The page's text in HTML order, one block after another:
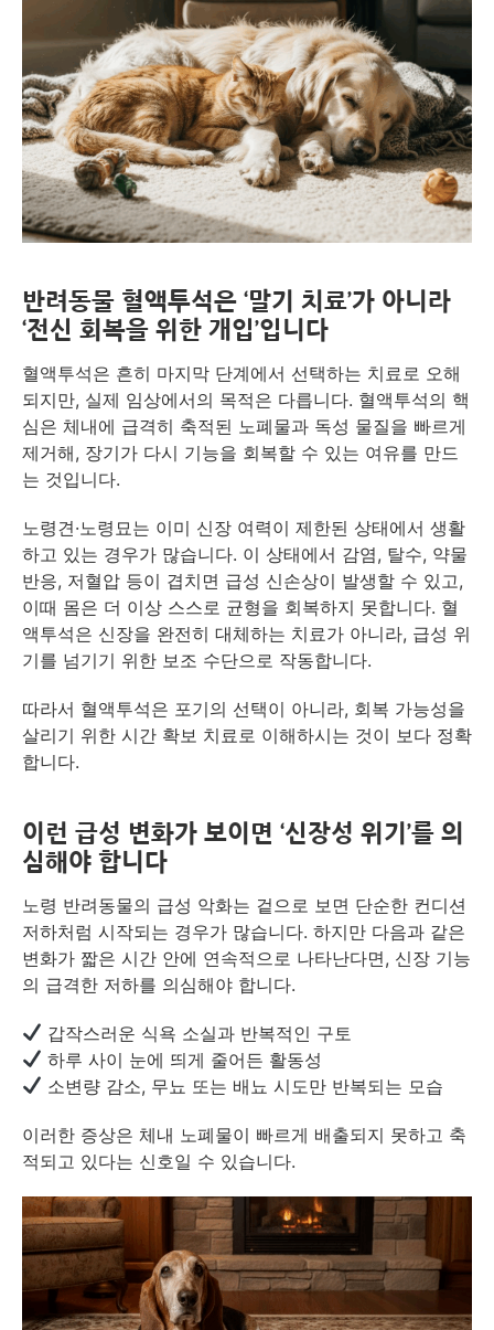
반려동물 혈액투석은 ‘말기 치료’가 아니라
‘전신 회복을 위한 개입’입니다
혈액투석은 흔히 마지막 단계에서 선택하는 치료로 오해
되지만, 실제 임상에서의 목적은 다릅니다. 혈액투석의 핵
심은 체내에 급격히 축적된 노폐물과 독성 물질을 빠르게
제거해, 장기가 다시 기능을 회복할 수 있는 여유를 만드
는 것입니다.
노령견·노령묘는 이미 신장 여력이 제한된 상태에서 생활
하고 있는 경우가 많습니다. 이 상태에서 감염, 탈수, 약물
반응, 저혈압 등이 겹치면 급성 신손상이 발생할 수 있고,
이때 몸은 더 이상 스스로 균형을 회복하지 못합니다. 혈
액투석은 신장을 완전히 대체하는 치료가 아니라, 급성 위
기를 넘기기 위한 보조 수단으로 작동합니다.
따라서 혈액투석은 포기의 선택이 아니라, 회복 가능성을
살리기 위한 시간 확보 치료로 이해하시는 것이 보다 정확
합니다.
이런 급성 변화가 보이면 ‘신장성 위기’를 의
심해야 합니다
노령 반려동물의 급성 악화는 겉으로 보면 단순한 컨디션
저하처럼 시작되는 경우가 많습니다. 하지만 다음과 같은
변화가 짧은 시간 안에 연속적으로 나타난다면, 신장 기능
의 급격한 저하를 의심해야 합니다.
갑작스러운 식욕 소실과 반복적인 구토
하루 사이 눈에 띄게 줄어든 활동성
소변량 감소, 무뇨 또는 배뇨 시도만 반복되는 모습
이러한 증상은 체내 노폐물이 빠르게 배출되지 못하고 축
적되고 있다는 신호일 수 있습니다.